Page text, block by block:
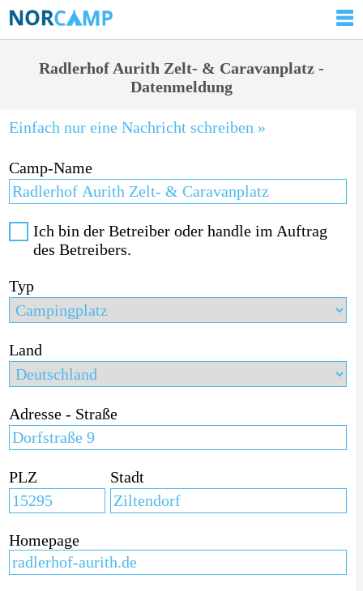
Radlerhof Aurith Zelt- & Caravanplatz -
Datenmeldung
Einfach nur eine Nachricht schreiben »
Camp-Name
Ich bin der Betreiber oder handle im Auftrag
des Betreibers.
Typ
Land
Adresse - Straße
PLZ Stadt
Homepage